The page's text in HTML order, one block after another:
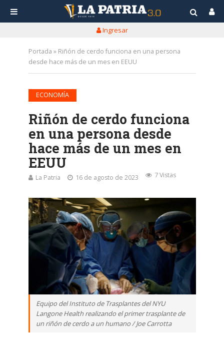
Ingresar
Portada » Riñón de cerdo funciona en una persona
desde hace más de un mes en EEUU
ECONOMÍA
Riñón de cerdo funciona
en una persona desde
hace más de un mes en
EEUU
La Patria 16 de agosto de 2023 7 Vistas
Equipo del Instituto de Trasplantes del NYU
Langone Health realizando el primer trasplante de
un riñón de cerdo a un humano / Joe Carrotta